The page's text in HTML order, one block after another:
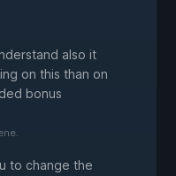
also it
on this than on
bonus
to change the